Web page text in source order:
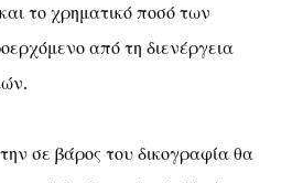
το χρηματικό ποσό των
από τη διενέργεια
σε βάρος του δικογραφία θα